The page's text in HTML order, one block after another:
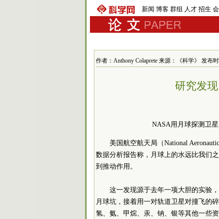
新闻 博客 群组 人才 招生
作者：Anthony Colaprete 来源：《科学》 发布
研究发
NASA用月球探测卫
美国航空航天局（National
数据分析报告称，月球上的水远比我们
到推动作用。
这一发现源于去年一项大胆的实验
月球坑，接着用一对轨道卫星对撞飞的
氢、氨、甲烷、汞、钠、银等其他一些